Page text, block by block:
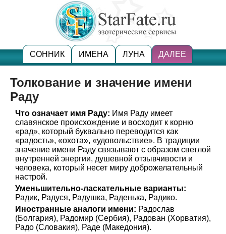
СОННИК ИМЕНА ЛУНА ДАЛЕЕ
Толкование и значение имени
Раду
Что означает имя Раду: Имя Раду имеет
славянское происхождение и восходит к корню
«рад», который буквально переводится как
«радость», «охота», «удовольствие». В традиции
значение имени Раду связывают с образом светлой
внутренней энергии, душевной отзывчивости и
человека, который несет миру доброжелательный
настрой.
Уменьшительно-ласкательные варианты:
Радик, Радуся, Радушка, Раденька, Радико.
Иностранные аналоги имени: Радослав
(Болгария), Радомир (Сербия), Радован (Хорватия),
Радо (Словакия), Раде (Македония).